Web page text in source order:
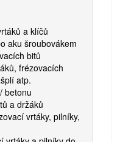
a klíčů
aku šroubovákem
bitů
frézovacích
atp.
betonu
a držáků
vrtáky, pilníky,